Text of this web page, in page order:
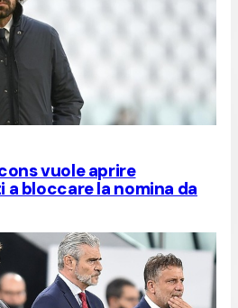
vuole aprire
bloccare la nomina da